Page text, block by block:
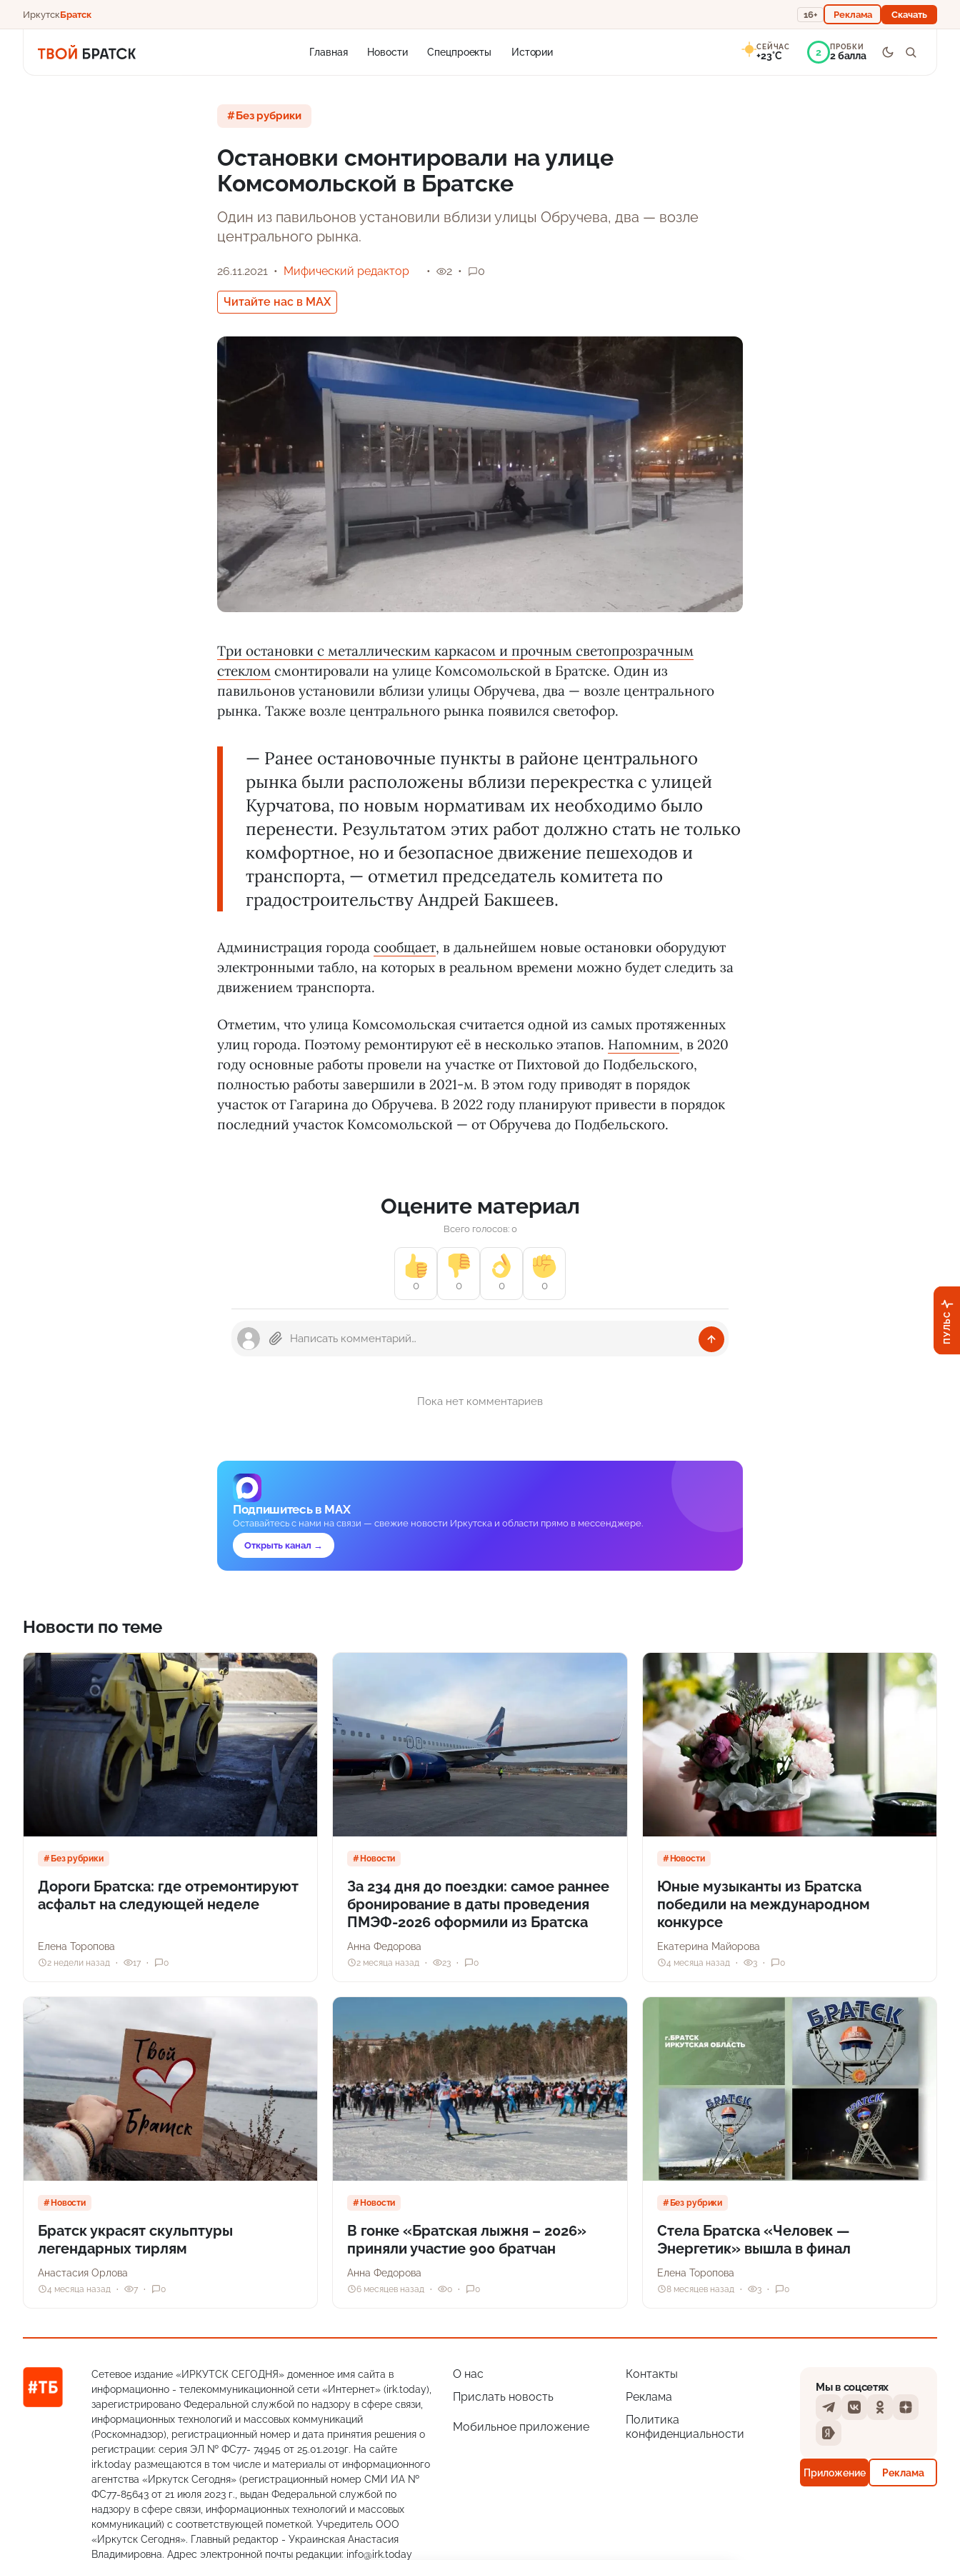
ИркутскБратск 16+ Реклама Скачать
Главная Новости Спецпроекты Истории СЕЙЧАС
+23°C 2 ПРОБКИ
2 балла
Без рубрики
Остановки смонтировали на улице
Комсомольской в Братске
Один из павильонов установили вблизи улицы Обручева, два — возле
центрального рынка.
26.11.2021 Мифический редактор
Читайте нас в MAX
2 0
Три остановки с металлическим каркасом и прочным светопрозрачным
стеклом смонтировали на улице Комсомольской в Братске. Один из
павильонов установили вблизи улицы Обручева, два — возле центрального
рынка. Также возле центрального рынка появился светофор.
— Ранее остановочные пункты в районе центрального
рынка были расположены вблизи перекрестка с улицей
Курчатова, по новым нормативам их необходимо было
перенести. Результатом этих работ должно стать не только
комфортное, но и безопасное движение пешеходов и
транспорта, — отметил председатель комитета по
градостроительству Андрей Бакшеев.
Администрация города сообщает, в дальнейшем новые остановки оборудуют
электронными табло, на которых в реальном времени можно будет следить за
движением транспорта.
Отметим, что улица Комсомольская считается одной из самых протяженных
улиц города. Поэтому ремонтируют её в несколько этапов. Напомним, в 2020
году основные работы провели на участке от Пихтовой до Подбельского,
полностью работы завершили в 2021-м. В этом году приводят в порядок
участок от Гагарина до Обручева. В 2022 году планируют привести в порядок
последний участок Комсомольской — от Обручева до Подбельского.
Оцените материал
Всего голосов: 0
0 0 0 0
Пока нет комментариев
Подпишитесь в MAX
Оставайтесь с нами на связи — свежие новости Иркутска и области прямо в мессенджере.
Открыть канал →
Новости по теме
Без рубрики
Дороги Братска: где отремонтируют
асфальт на следующей неделе
Елена Торопова
2 недели назад 17 0
Новости
За 234 дня до поездки: самое раннее
бронирование в даты проведения
ПМЭФ-2026 оформили из Братска
Анна Федорова
2 месяца назад 23 0
Новости
Юные музыканты из Братска
победили на международном
конкурсе
Екатерина Майорова
4 месяца назад 3 0
Новости
Братск украсят скульптуры
легендарных тирлям
Анастасия Орлова
4 месяца назад 7 0
Новости
В гонке «Братская лыжня – 2026»
приняли участие 900 братчан
Анна Федорова
6 месяцев назад 0 0
Без рубрики
Стела Братска «Человек —
Энергетик» вышла в финал
Елена Торопова
8 месяцев назад 3 0
Сетевое издание «ИРКУТСК СЕГОДНЯ» доменное имя сайта в
информационно - телекоммуникационной сети «Интернет» (irk.today),
зарегистрировано Федеральной службой по надзору в сфере связи,
информационных технологий и массовых коммуникаций
(Роскомнадзор), регистрационный номер и дата принятия решения о
регистрации: серия ЭЛ № ФС77- 74945 от 25.01.2019г. На сайте
irk.today размещаются в том числе и материалы от информационного
агентства «Иркутск Сегодня» (регистрационный номер СМИ ИА №
ФС77-85643 от 21 июля 2023 г., выдан Федеральной службой по
надзору в сфере связи, информационных технологий и массовых
коммуникаций) с соответствующей пометкой. Учредитель ООО
«Иркутск Сегодня». Главный редактор - Украинская Анастасия
Владимировна. Адрес электронной почты редакции: info@irk.today
О нас
Контакты
Прислать новость
Реклама
Мобильное приложение
Политика
конфиденциальности
Мы в соцсетях
TelegramVKontakteOdnoklassniki
Dzen
Yandex
Приложение Реклама
ПУЛЬС